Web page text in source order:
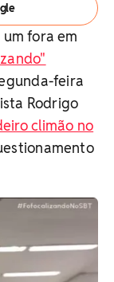
fora em
feira
Rodrigo
climão no